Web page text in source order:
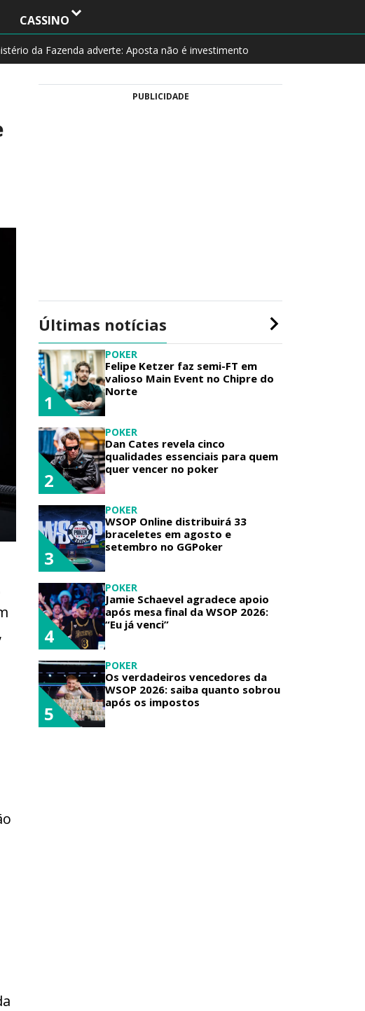
CASSINO
da Fazenda adverte: Aposta não é investimento
PUBLICIDADE
Últimas notícias
POKER
Felipe Ketzer faz semi-FT em
valioso Main Event no Chipre do
Norte
1
POKER
Dan Cates revela cinco
qualidades essenciais para quem
quer vencer no poker
2
POKER
WSOP Online distribuirá 33
braceletes em agosto e
setembro no GGPoker
3
POKER
Jamie Schaevel agradece apoio
após mesa final da WSOP 2026:
“Eu já venci”
4
POKER
Os verdadeiros vencedores da
WSOP 2026: saiba quanto sobrou
após os impostos
5